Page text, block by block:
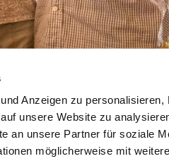
Anzeigen zu
unsere Website zu
an unsere Partner für soziale
möglicherweise mitof